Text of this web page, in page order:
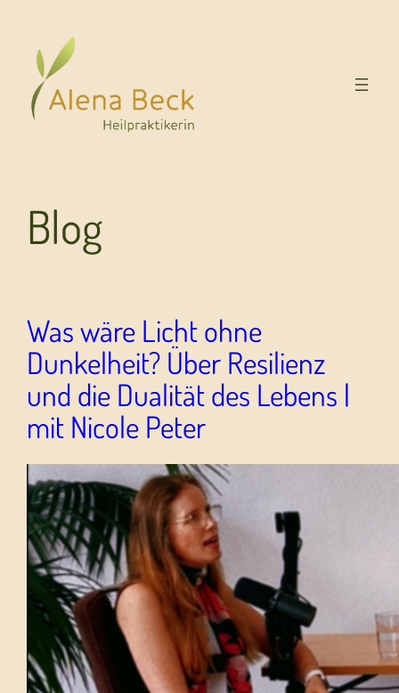
Blog
Was wäre Licht ohne
Dunkelheit? Über Resilienz
und die Dualität des Lebens |
mit Nicole Peter